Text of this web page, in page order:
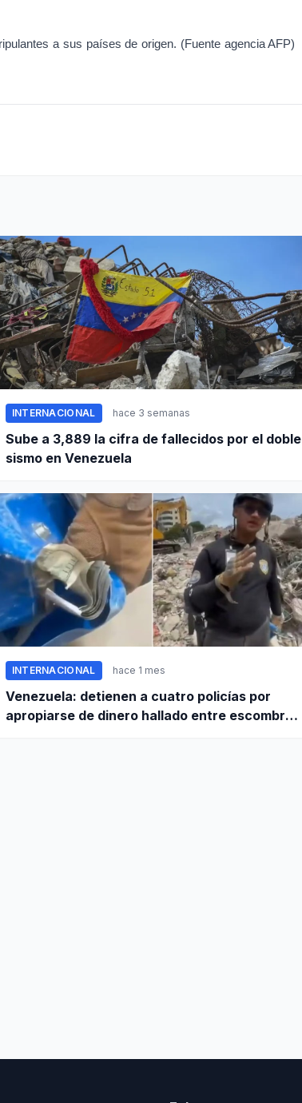
a sus países de origen. (Fuente agencia AFP)
INTERNACIONAL hace 3 semanas
Sube a 3,889 la cifra de fallecidos por el doble
sismo en Venezuela
INTERNACIONAL hace 1 mes
Venezuela: detienen a cuatro policías por
apropiarse de dinero hallado entre escombros